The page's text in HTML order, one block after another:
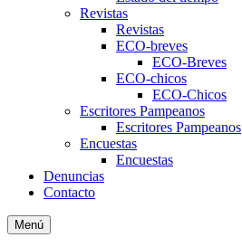
Revistas
Revistas
ECO-breves
ECO-Breves
ECO-chicos
ECO-Chicos
Escritores Pampeanos
Escritores Pampeanos
Encuestas
Encuestas
Denuncias
Contacto
Menú